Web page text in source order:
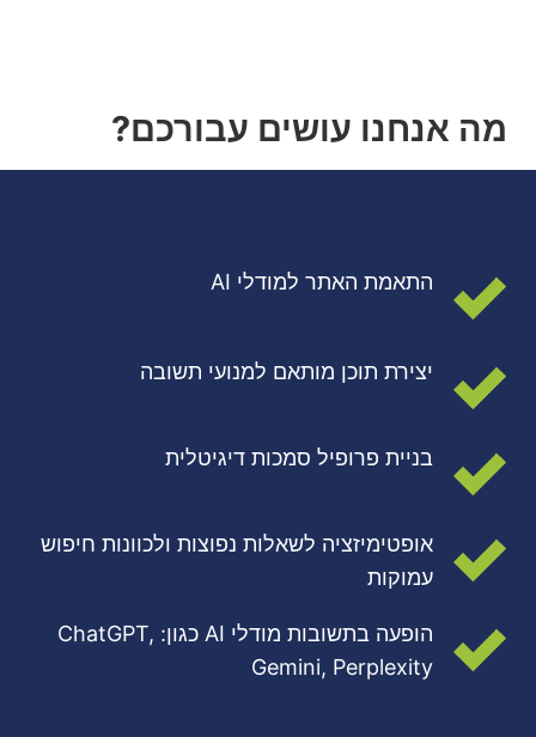
מה אנחנו עושים עבורכם?
התאמת האתר למודלי AI
יצירת תוכן מותאם למנועי תשובה
בניית פרופיל סמכות דיגיטלית
אופטימיזציה לשאלות נפוצות ולכוונות חיפוש
עמוקות
הופעה בתשובות מודלי AI כגון: ChatGPT,
Gemini, Perplexity